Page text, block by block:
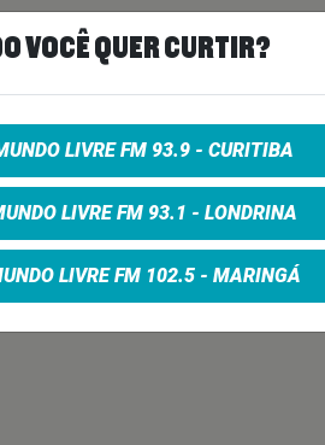
VOCÊ QUER CURTIR?
LIVRE FM 93.9 - CURITIBA
LIVRE FM 93.1 - LONDRINA
LIVRE FM 102.5 - MARINGÁ